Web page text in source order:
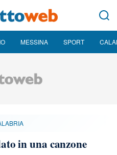
MESSINA SPORT
in una canzone